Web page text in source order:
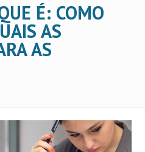
É: COMO
AS
AS